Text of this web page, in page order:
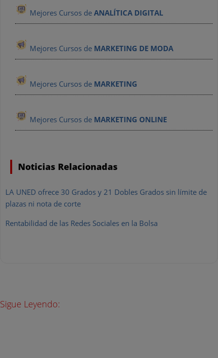
Mejores Cursos de ANALÍTICA DIGITAL
Mejores Cursos de MARKETING DE MODA
Mejores Cursos de MARKETING
Mejores Cursos de MARKETING ONLINE
Noticias Relacionadas
LA UNED ofrece 30 Grados y 21 Dobles Grados sin límite de
plazas ni nota de corte
Rentabilidad de las Redes Sociales en la Bolsa
Sigue Leyendo: